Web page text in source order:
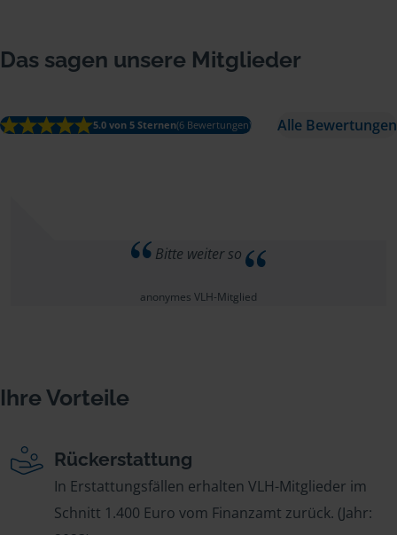
Das sagen unsere Mitglieder
5.0 von 5 Sternen(6 Bewertungen) Alle Bewertungen
Bitte weiter so
anonymes VLH-Mitglied
Ihre Vorteile
Rückerstattung
In Erstattungsfällen erhalten VLH-Mitglieder im
Schnitt 1.400 Euro vom Finanzamt zurück. (Jahr: